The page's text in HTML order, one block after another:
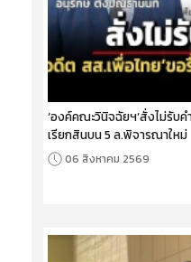
‘องค์คณะวินิจฉัยฯ’สั่งไม่รับ
เรียกสินบน 5 ล.พิจารณาใหม่
06 สิงหาคม 2569